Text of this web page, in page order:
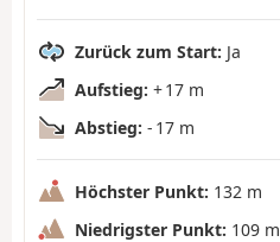
Zurück zum Start: Ja
Aufstieg: + 17 m
Abstieg: - 17 m
Höchster Punkt: 132 m
Niedrigster Punkt: 109 m